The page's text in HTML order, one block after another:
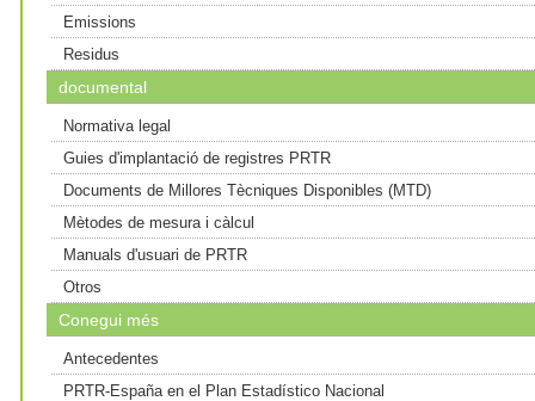
Emissions
Residus
documental
Normativa legal
Guies d'implantació de registres PRTR
Documents de Millores Tècniques Disponibles (MTD)
Mètodes de mesura i càlcul
Manuals d'usuari de PRTR
Otros
Conegui més
Antecedentes
PRTR-España en el Plan Estadístico Nacional